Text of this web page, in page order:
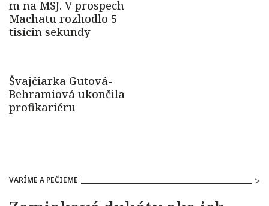
VARÍME A PEČIEME